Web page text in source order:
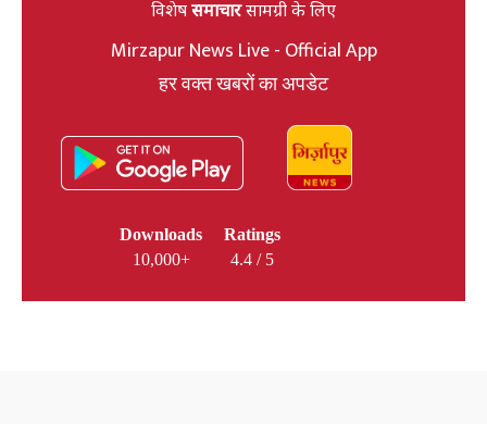
विशेषसमाचारसामग्री के लिए
Mirzapur News Live - Official App
हर वक्त खबरों का अपडेट
Downloads
10,000+
Ratings
4.4 / 5